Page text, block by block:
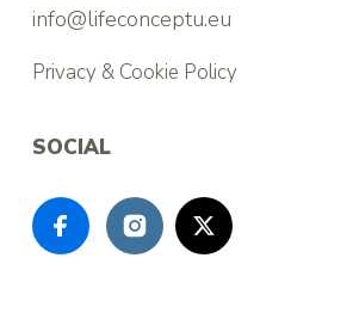
info@lifeconceptu.eu
Privacy & Cookie Policy
SOCIAL